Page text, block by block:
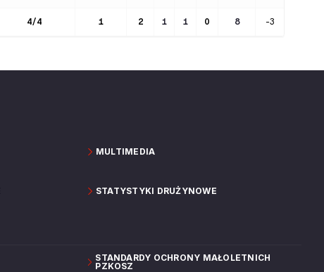
4/4 1 2 1 1 0 8 -3
MULTIMEDIA
STATYSTYKI DRUŻYNOWE
STANDARDY OCHRONY MAŁOLETNICH
PZKOSZ